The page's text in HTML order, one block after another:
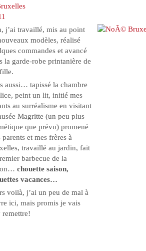
j’ai travaillé, mis au point
modèles, réalisé
commandes et avancé
la garde-robe printanière de
aussi… tapissé la chambre
peint un lit, initié mes
au surréalisme en visitant
Magritte (un peu plus
que prévu) promené
parents et mes frères à
travaillé au jardin, fait
barbecue de la
chouette saison,
vacances…
voilà, j’ai un peu de mal à
ici, mais promis je vais
remettre!